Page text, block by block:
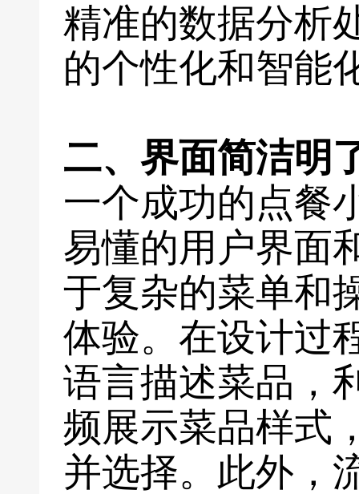
精准的数据分析
的个性化和智能
二、界面简洁明
一个成功的点餐
易懂的用户界面
于复杂的菜单和
体验。在设计过
语言描述菜品，
频展示菜品样式
并选择。此外，